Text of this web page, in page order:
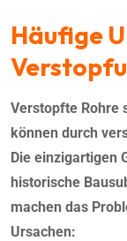
Häufige
Verstopfte Rohre
können durch
Die einzigartigen
historische
machen das
Ursachen: